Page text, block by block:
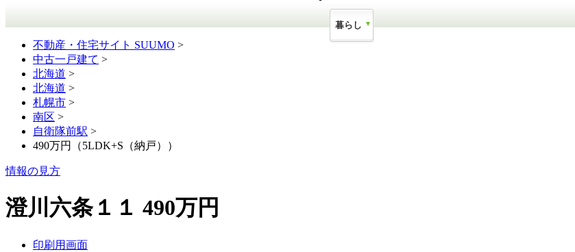
暮らし
不動産・住宅サイト SUUMO >
中古一戸建て >
北海道 >
北海道 >
札幌市 >
南区 >
自衛隊前駅 >
490万円（5LDK+S（納戸））
情報の見方
澄川六条１１ 490万円
印刷用画面